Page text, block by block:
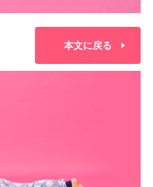
本文に戻る